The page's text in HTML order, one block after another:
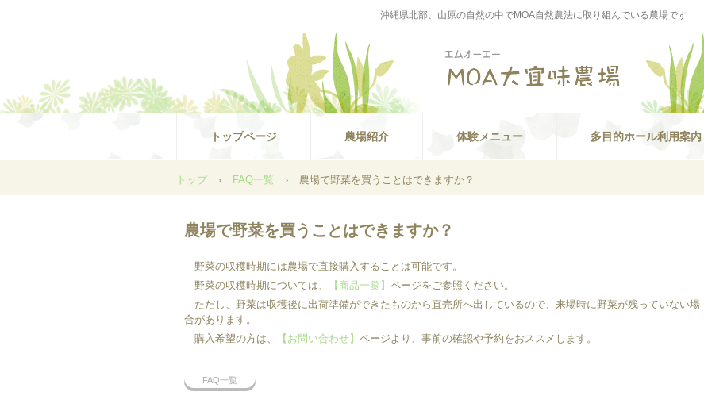
沖縄県北部、山原の自然の中でMOA自然農法に取り組んでいる農場です
トップページ 農場紹介 体験メニュー 多目的ホール利用案内
トップ › FAQ一覧 › 農場で野菜を買うことはできますか？
農場で野菜を買うことはできますか？
野菜の収穫時期には農場で直接購入することは可能です。
野菜の収穫時期については、
【商品一覧】 ページをご参照ください。
ただし、野菜は収穫後に出荷準備ができたものから直売所へ出しているので、来場時に野菜が残っていない場
合があります。
購入希望の方は、
【お問い合わせ】 ページより、事前の確認や予約をおススメします。
FAQ一覧